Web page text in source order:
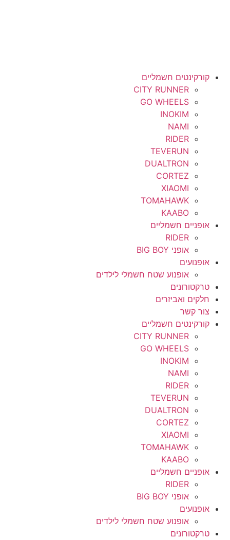
קורקינטים חשמליים
CITY RUNNER
GO WHEELS
INOKIM
NAMI
RIDER
TEVERUN
DUALTRON
CORTEZ
XIAOMI
TOMAHAWK
KAABO
אופניים חשמליים
RIDER
אופני BIG BOY
אופנועים
אופנוע שטח חשמלי לילדים
טרקטורונים
חלקים ואביזרים
צור קשר
קורקינטים חשמליים
CITY RUNNER
GO WHEELS
INOKIM
NAMI
RIDER
TEVERUN
DUALTRON
CORTEZ
XIAOMI
TOMAHAWK
KAABO
אופניים חשמליים
RIDER
אופני BIG BOY
אופנועים
אופנוע שטח חשמלי לילדים
טרקטורונים